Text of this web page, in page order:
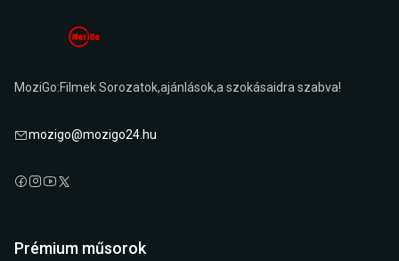
MoziGo:Filmek Sorozatok,ajánlások,a szokásaidra szabva!
mozigo@mozigo24.hu
Prémium műsorok